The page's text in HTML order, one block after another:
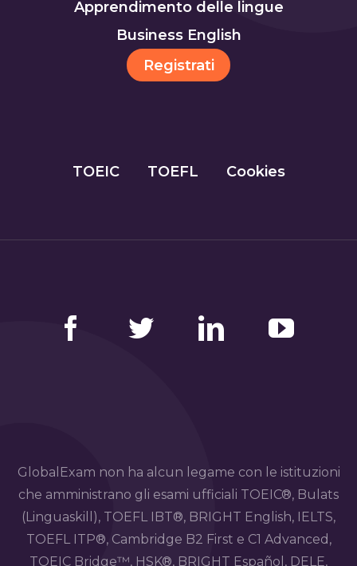
Apprendimento delle lingue
Business English
Registrati
TOEIC TOEFL Cookies
GlobalExam non ha alcun legame con le istituzioni
che amministrano gli esami ufficiali TOEIC®, Bulats
(Linguaskill), TOEFL IBT®, BRIGHT English, IELTS,
TOEFL ITP®, Cambridge B2 First e C1 Advanced,
TOEIC Bridge™, HSK®, BRIGHT Español, DELE,